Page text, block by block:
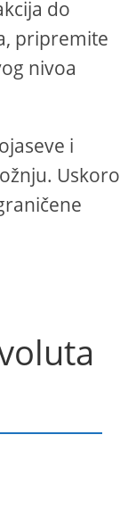
do
pripremite
nivoa
i
Uskoro